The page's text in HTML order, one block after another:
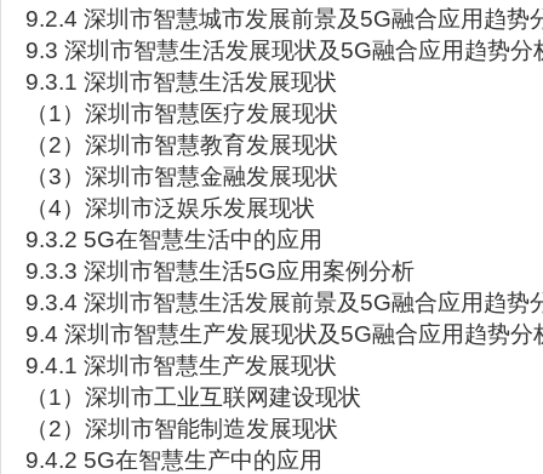
9.2.4 深圳市智慧城市发展前景及5G融合应用趋势
9.3 深圳市智慧生活发展现状及5G融合应用趋势分
9.3.1 深圳市智慧生活发展现状
（1）深圳市智慧医疗发展现状
（2）深圳市智慧教育发展现状
（3）深圳市智慧金融发展现状
（4）深圳市泛娱乐发展现状
9.3.2 5G在智慧生活中的应用
9.3.3 深圳市智慧生活5G应用案例分析
9.3.4 深圳市智慧生活发展前景及5G融合应用趋势
9.4 深圳市智慧生产发展现状及5G融合应用趋势分
9.4.1 深圳市智慧生产发展现状
（1）深圳市工业互联网建设现状
（2）深圳市智能制造发展现状
9.4.2 5G在智慧生产中的应用